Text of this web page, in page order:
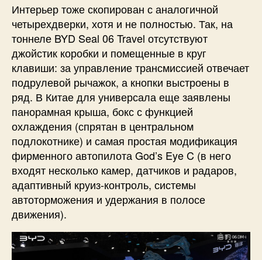
Интерьер тоже скопирован с аналогичной
четырехдверки, хотя и не полностью. Так, на
тоннеле BYD Seal 06 Travel отсутствуют
джойстик коробки и помещенные в круг
клавиши: за управление трансмиссией отвечает
подрулевой рычажок, а кнопки выстроены в
ряд. В Китае для универсала еще заявлены
панорамная крыша, бокс с функцией
охлаждения (спрятан в центральном
подлокотнике) и самая простая модификация
фирменного автопилота God’s Eye C (в него
входят несколько камер, датчиков и радаров,
адаптивный круиз-контроль, системы
автоторможения и удержания в полосе
движения).